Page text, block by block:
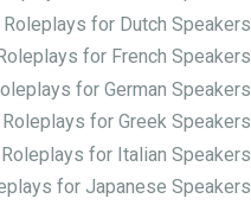
Roleplays for Dutch Speakers
for French Speakers
for German Speakers
Roleplays for Greek Speakers
Roleplays for Italian Speakers
for Japanese Speakers